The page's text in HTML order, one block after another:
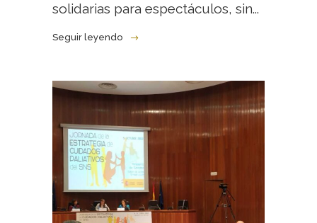
solidarias para espectáculos, sin...
Seguir leyendo